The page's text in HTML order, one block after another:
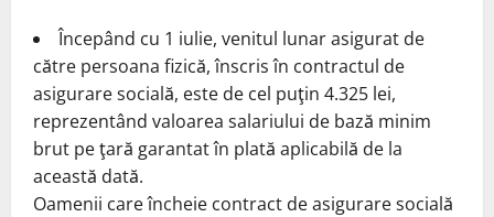
Începând cu 1 iulie, venitul lunar asigurat de
către persoana fizică, înscris în contractul de
asigurare socială, este de cel puţin 4.325 lei,
reprezentând valoarea salariului de bază minim
brut pe ţară garantat în plată aplicabilă de la
această dată.
Oamenii care încheie contract de asigurare socială